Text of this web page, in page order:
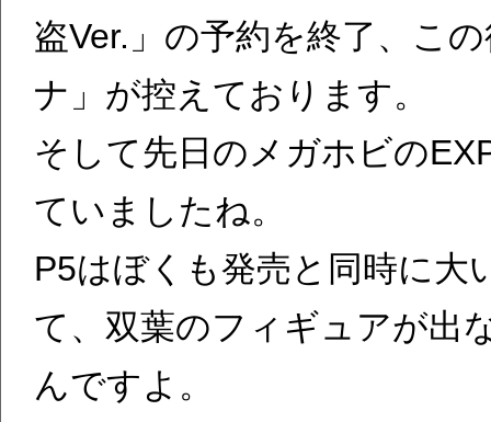
盗Ver.」の予約を終了、こ
ナ」が控えております。
そして先日のメガホビの
ていましたね。
P5はぼくも発売と同時に
て、双葉のフィギュアが出
んですよ。